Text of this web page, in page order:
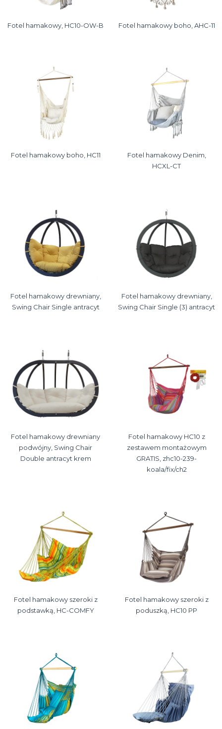
Fotel hamakowy, HC10-OW-B Fotel hamakowy boho, AHC-11
Fotel hamakowy boho, HC11
Fotel hamakowy Denim,
HCXL-CT
Fotel hamakowy drewniany,
Swing Chair Single antracyt
Fotel hamakowy drewniany,
Swing Chair Single (3) antracyt
Fotel hamakowy drewniany
podwójny, Swing Chair
Double antracyt krem
Fotel hamakowy HC10 z
zestawem montażowym
GRATIS, zhc10-239-
koala/fix/ch2
Fotel hamakowy szeroki z
podstawką, HC-COMFY
Fotel hamakowy szeroki z
poduszką, HC10 PP